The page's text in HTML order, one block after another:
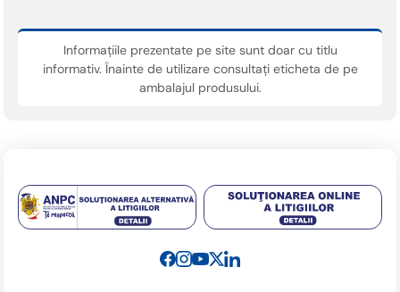
Informațiile prezentate pe site sunt doar cu titlu
informativ. Înainte de utilizare consultați eticheta de pe
ambalajul produsului.